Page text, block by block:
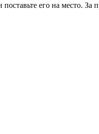
его на место. За